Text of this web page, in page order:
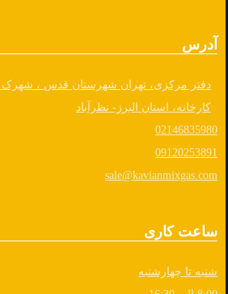
آدرس
دفتر مرکزی، تهران شهرستان قدس ، شهرک
کارخانه، استان البرز- نظرآباد
02146835980
09120253891
sale@kavianmixgas.com
ساعت کاری
شنبه تا چهارشنبه